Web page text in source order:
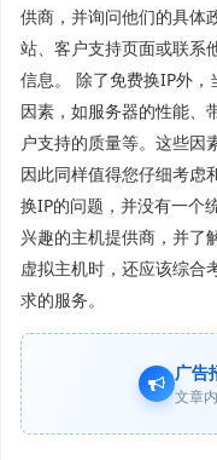
供商，并询问他们的具体
站、客户支持页面或联系
信息。 除了免费换IP外
因素，如服务器的性能、
户支持的质量等。这些因
因此同样值得您仔细考虑
换IP的问题，并没有一个
兴趣的主机提供商，并了
虚拟主机时，还应该综合
求的服务。
广告
文章